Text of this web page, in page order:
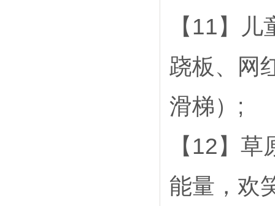
【11】
跷板、网
滑梯）;
【12】
能量，欢